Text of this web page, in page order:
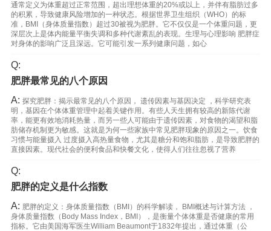
通常定义为体重超过正常范围，超出理想体重的20%或以上，并伴有脂肪过多
的积累，导致健康风险增加的一种状态。根据世界卫生组织（WHO）的标
准，BMI（身体质量指数）超过30被视为肥胖。它不仅仅是一个体重问题，更
深层次上是体内能量平衡失调和多种代谢紊乱的表现。生理与心理影响 肥胖症
对身体的影响广泛且深远。它可能引发一系列健康问题，如心
Q:
肥胖最常见的八个原因
A: 探究肥胖：揭示最常见的八个原因， 遗传因素与基因决定 ，科学研究表
明，基因在个体体重管理中起着关键作用。有些人天生拥有较高的新陈代谢
率，能更有效地消耗热量，而另一些人可能由于遗传因素，对食物的渴望和脂
肪储存机制更为敏感。这就是为何一些家族中常见肥胖现象的原因之一。饮食
习惯与能量摄入 过度摄入高热量食物，尤其是糖分和饱和脂肪，是导致肥胖的
直接因素。现代社会的便利食品和快餐文化，使得人们往往忽视了营养
Q:
肥胖的定义是什么指数
A: 肥胖的定义：身体质量指数（BMI）的科学解读， BMI概述与计算方法 ，
身体质量指数（Body Mass Index，BMI），是衡量个体体重是否健康的常用
指标。它由美国海军医生William Beaumont于1832年提出，通过体重（公